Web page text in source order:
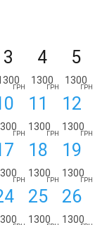
3
ГРН
4
1300
ГРН
5
1300
ГРН
ГРН
11
1300
ГРН
12
1300
ГРН
ГРН
18
1300
ГРН
19
1300
ГРН
25
1300
26
1300